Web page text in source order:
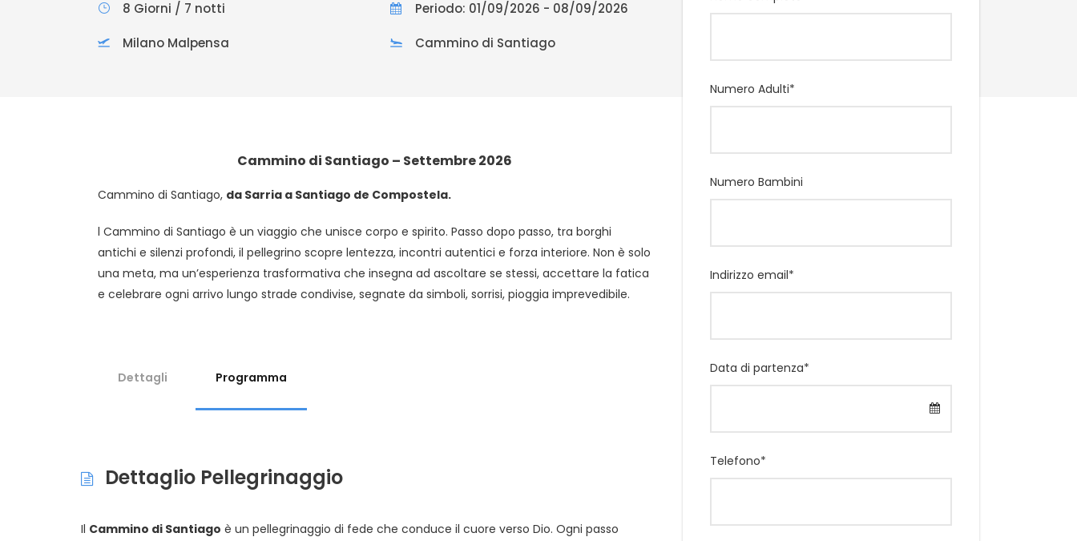
Numero Adulti*
Numero Bambini
Indirizzo email*
Data di partenza*
Telefono*
8 Giorni / 7 notti Periodo: 01/09/2026 - 08/09/2026
Milano Malpensa Cammino di Santiago
Cammino di Santiago – Settembre 2026
Cammino di Santiago, da Sarria a Santiago de Compostela.
l Cammino di Santiago è un viaggio che unisce corpo e spirito. Passo dopo passo, tra borghi
antichi e silenzi profondi, il pellegrino scopre lentezza, incontri autentici e forza interiore. Non è solo
una meta, ma un’esperienza trasformativa che insegna ad ascoltare se stessi, accettare la fatica
e celebrare ogni arrivo lungo strade condivise, segnate da simboli, sorrisi, pioggia imprevedibile.
Dettagli Programma
Dettaglio Pellegrinaggio
Il Cammino di Santiago è un pellegrinaggio di fede che conduce il cuore verso Dio. Ogni passo